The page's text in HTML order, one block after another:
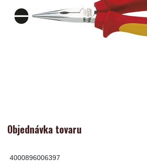
Objednávka tovaru
4000896006397